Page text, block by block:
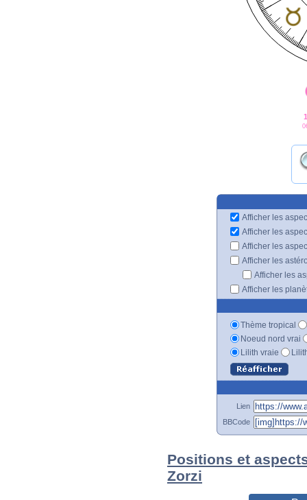
Afficher les
Afficher les
Afficher les
Afficher les
Afficher les
Afficher les
Thème tropical
Noeud nord vrai
Lilith vraie
Lien
BBCode
Positions et
Zorzi